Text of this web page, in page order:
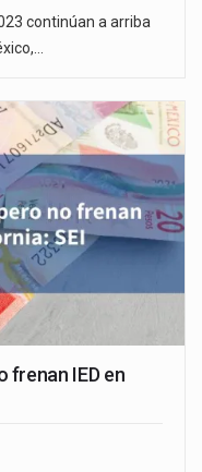
continúan a arriba
frenan IED en